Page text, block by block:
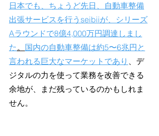
日本でも、ちょうど先日、自動車整備
出張サービスを行うseibiiが、シリーズ
Aラウンドで8億4,000万円調達しまし
た。 国内の自動車整備は約5〜6兆円と
言われる巨大なマーケットであり 、デ
ジタルの力を使って業務を改善できる
余地が、まだ残っているのかもしれま
せん。